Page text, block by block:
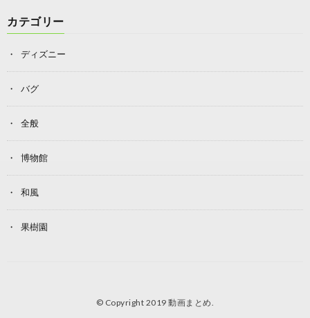
カテゴリー
ディズニー
バグ
全般
博物館
和風
果樹園
© Copyright 2019動画まとめ